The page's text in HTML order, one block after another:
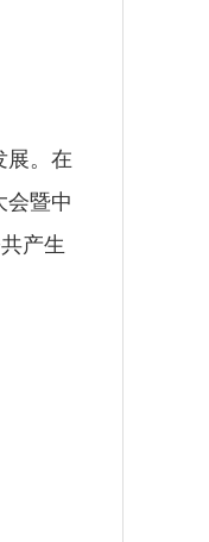
展。在
会暨中
产生